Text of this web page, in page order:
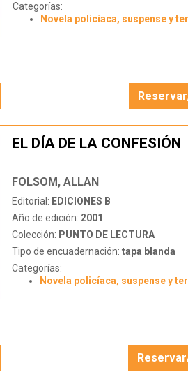
Categorías:
Novela policíaca, suspense y
EL DÍA DE LA CONFESIÓN
FOLSOM, ALLAN
Editorial: EDICIONES B
Año de edición: 2001
Colección: PUNTO DE LECTURA
Tipo de encuadernación: tapa blanda
Categorías:
Novela policíaca, suspense y